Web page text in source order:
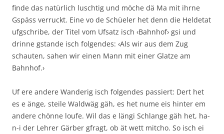
finde das natürlich luschtig und möche dä Ma mit ihrne
Gspäss verruckt. Eine vo de Schüeler het denn die Heldetat
ufgschribe, der Titel vom Ufsatz isch ‹Bahnhof› gsi und
drinne gstande isch folgendes: ‹Als wir aus dem Zug
schauten, sahen wir einen Mann mit einer Glatze am
Bahnhof.›
Uf ere andere Wanderig isch folgendes passiert: Dert het
es e änge, steile Waldwäg gäh, es het nume eis hinter em
andere chönne loufe. Wil das e längi Schlange gäh het, ha-
n-i der Lehrer Gärber gfragt, ob ät wett mitcho. So isch ei